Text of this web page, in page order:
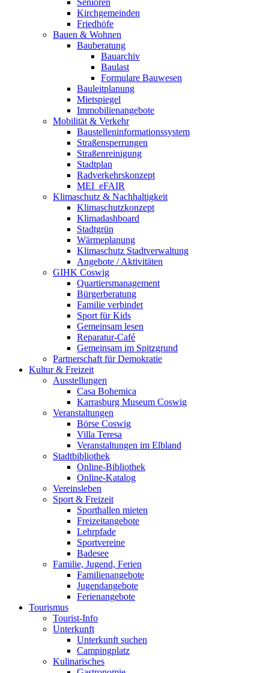
Kirchgemeinden
Friedhöfe
Bauen & Wohnen
Bauberatung
Bauarchiv
Baulast
Formulare Bauwesen
Bauleitplanung
Mietspiegel
Immobilienangebote
Mobilität & Verkehr
Baustelleninformationssystem
Straßensperrungen
Straßenreinigung
Stadtplan
Radverkehrskonzept
MEI_eFAIR
Klimaschutz & Nachhaltigkeit
Klimaschutzkonzept
Klimadashboard
Stadtgrün
Wärmeplanung
Klimaschutz Stadtverwaltung
Angebote / Aktivitäten
GIHK Coswig
Quartiersmanagement
Bürgerberatung
Familie verbindet
Sport für Kids
Gemeinsam lesen
Reparatur-Café
Gemeinsam im Spitzgrund
Partnerschaft für Demokratie
Kultur & Freizeit
Ausstellungen
Casa Bohemica
Karrasburg Museum Coswig
Veranstaltungen
Börse Coswig
Villa Teresa
Veranstaltungen im Elbland
Stadtbibliothek
Online-Bibliothek
Online-Katalog
Vereinsleben
Sport & Freizeit
Sporthallen mieten
Freizeitangebote
Lehrpfade
Sportvereine
Badesee
Familie, Jugend, Ferien
Familienangebote
Jugendangebote
Ferienangebote
Tourismus
Tourist-Info
Unterkunft
Unterkunft suchen
Campingplatz
Kulinarisches